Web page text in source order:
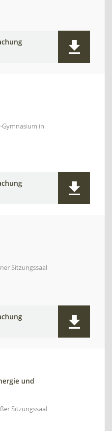
in
Sitzungssaal
und
Sitzungssaal